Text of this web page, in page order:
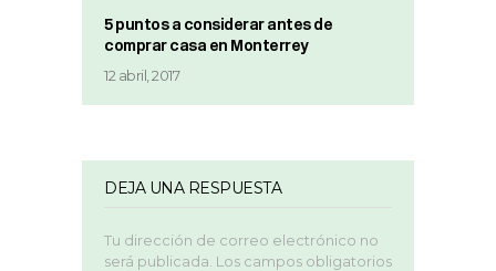
5 puntos a considerar antes de
comprar casa en Monterrey
12 abril, 2017
DEJA UNA RESPUESTA
Tu dirección de correo electrónico no
será publicada. Los campos obligatorios